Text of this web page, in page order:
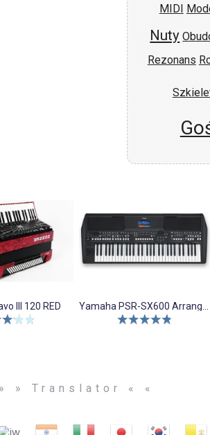
MIDI
Nuty
Rezonans
III 120 RED
» » Translator « «